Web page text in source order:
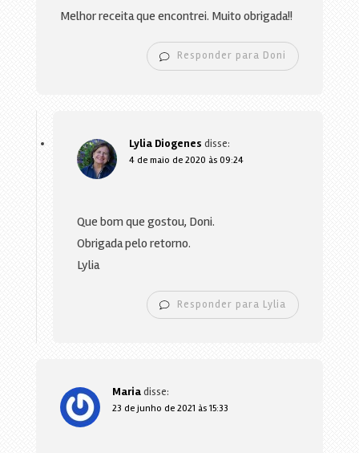
Melhor receita que encontrei. Muito obrigada!!
Responder para Doni
Lylia Diogenes disse:
4 de maio de 2020 às 09:24
Que bom que gostou, Doni.
Obrigada pelo retorno.
Lylia
Responder para Lylia
Mariadisse:
23 de junho de 2021 às 15:33